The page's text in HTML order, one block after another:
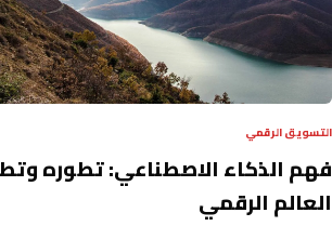
التسويق الرقمي
فهم الذكاء الاصطناعي: تطوره
العالم الرقمي